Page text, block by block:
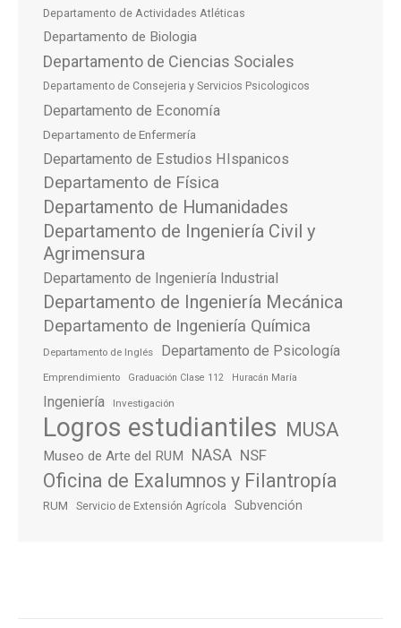
Departamento de Actividades Atléticas
Departamento de Biologia
Departamento de Ciencias Sociales
Departamento de Consejeria y Servicios Psicologicos
Departamento de Economía
Departamento de Enfermería
Departamento de Estudios HIspanicos
Departamento de Física
Departamento de Humanidades
Departamento de Ingeniería Civil y
Agrimensura
Departamento de Ingeniería Industrial
Departamento de Ingeniería Mecánica
Departamento de Ingeniería Química
Departamento de Inglés Departamento de Psicología
Emprendimiento Graduación Clase 112 Huracán María
Ingeniería Investigación
Logros estudiantiles MUSA
Museo de Arte del RUM NASA NSF
Oficina de Exalumnos y Filantropía
RUM Servicio de Extensión Agrícola Subvención